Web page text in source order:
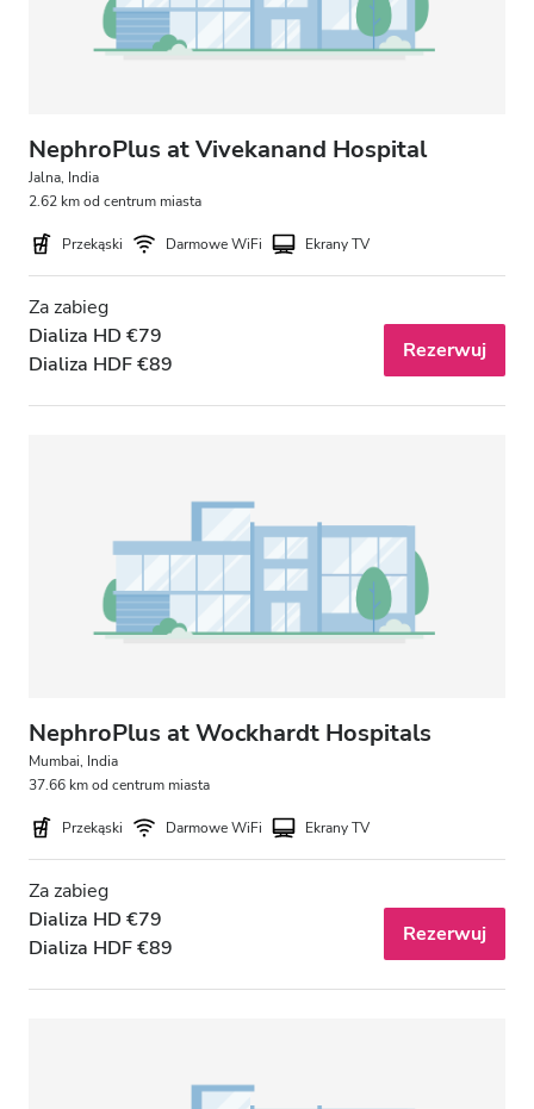
NephroPlus at Vivekanand Hospital
Jalna, India
2.62 km od centrum miasta
Przekąski Darmowe WiFi Ekrany TV
Za zabieg
Dializa HD €79
Dializa HDF €89
Rezerwuj
NephroPlus at Wockhardt Hospitals
Mumbai, India
37.66 km od centrum miasta
Przekąski Darmowe WiFi Ekrany TV
Za zabieg
Dializa HD €79
Dializa HDF €89
Rezerwuj